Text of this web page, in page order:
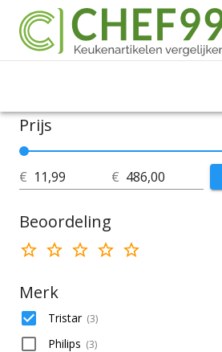
Prijs
€ €
Beoordeling
Merk
Tristar (3)
Philips (3)